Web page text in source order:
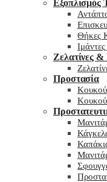
Εξοπλισμός
Θήκες
Ζελατίνες
Προστασία